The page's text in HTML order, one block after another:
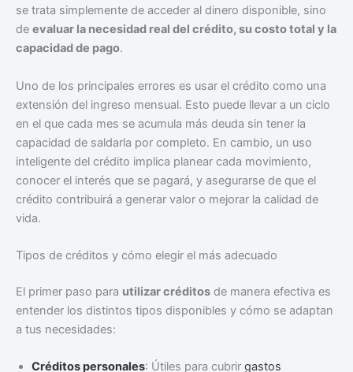
se trata simplemente de acceder al dinero disponible, sino
de evaluar la necesidad real del crédito, su costo total y la
capacidad de pago.
Uno de los principales errores es usar el crédito como una
extensión del ingreso mensual. Esto puede llevar a un ciclo
en el que cada mes se acumula más deuda sin tener la
capacidad de saldarla por completo. En cambio, un uso
inteligente del crédito implica planear cada movimiento,
conocer el interés que se pagará, y asegurarse de que el
crédito contribuirá a generar valor o mejorar la calidad de
vida.
Tipos de créditos y cómo elegir el más adecuado
El primer paso para utilizar créditos de manera efectiva es
entender los distintos tipos disponibles y cómo se adaptan
a tus necesidades:
Créditos personales: Útiles para cubrir gastos